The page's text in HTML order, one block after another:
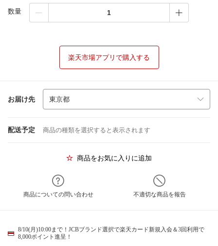
数量
楽天市場アプリで購入する
お届け先
配送予定 商品の種類を選択すると表示されます
商品をお気に入りに追加
商品についての問い合わせ 不適切な商品を報告
8/10(月)10:00まで！JCBブランド選択で楽天カード新規入会＆3回利用で
8,000ポイント進呈！